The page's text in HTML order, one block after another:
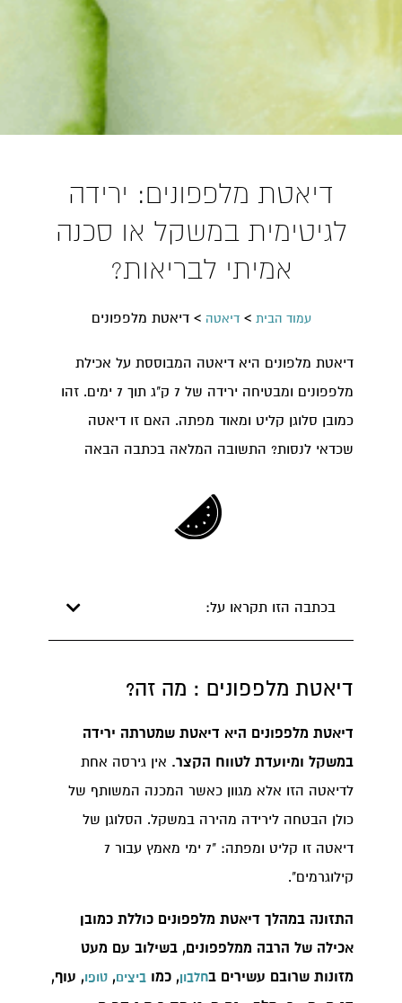
דיאטת מלפפונים: ירידה
לגיטימית במשקל או סכנה
אמיתי לבריאות?
עמוד הבית >דיאטה >דיאטת מלפפונים
דיאטת מלפונים היא דיאטה המבוססת על אכילת
מלפפונים ומבטיחה ירידה של 7 ק"ג תוך 7 ימים. זהו
כמובן סלוגן קליט ומאוד מפתה. האם זו דיאטה
שכדאי לנסות? התשובה המלאה בכתבה הבאה
בכתבה הזו תקראו על:
דיאטת מלפפונים : מה זה?
דיאטת מלפפונים היא דיאטת שמטרתה ירידה
במשקל ומיועדת לטווח הקצר. אין גירסה אחת
לדיאטה הזו אלא מגוון כאשר המכנה המשותף של
כולן הבטחה לירידה מהירה במשקל. הסלוגן של
דיאטה זו קליט ומפתה: "7 ימי מאמץ עבור 7
קילוגרמים".
התזונה במהלך דיאטת מלפפונים כוללת כמובן
אכילה של הרבה ממלפפונים, בשילוב עם מעט
מזונות שרובם עשירים בחלבון, כמו ביצים, טופו, עוף,